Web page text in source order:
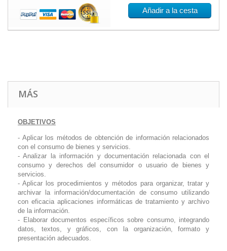
Añadir a la cesta
MÁS
OBJETIVOS
- Aplicar los métodos de obtención de información relacionados
con el consumo de bienes y servicios.
- Analizar la información y documentación relacionada con el
consumo y derechos del consumidor o usuario de bienes y
servicios.
- Aplicar los procedimientos y métodos para organizar, tratar y
archivar la información/documentación de consumo utilizando
con eficacia aplicaciones informáticas de tratamiento y archivo
de la información.
- Elaborar documentos específicos sobre consumo, integrando
datos, textos, y gráficos, con la organización, formato y
presentación adecuados.